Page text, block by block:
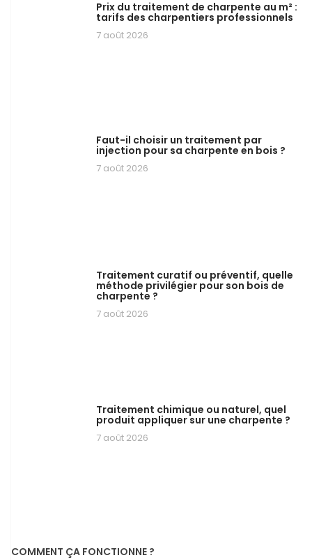
Prix du traitement de charpente au m² :
tarifs des charpentiers professionnels
7 août 2026
Faut-il choisir un traitement par
injection pour sa charpente en bois ?
7 août 2026
Traitement curatif ou préventif, quelle
méthode privilégier pour son bois de
charpente ?
7 août 2026
Traitement chimique ou naturel, quel
produit appliquer sur une charpente ?
7 août 2026
COMMENT ÇA FONCTIONNE ?